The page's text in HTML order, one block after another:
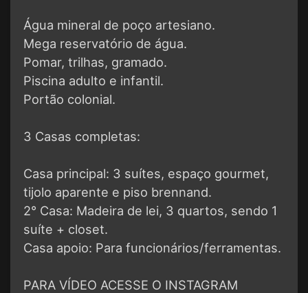
Água mineral de poço artesiano.
Mega reservatório de água.
Pomar, trilhas, gramado.
Piscina adulto e infantil.
Portão colonial.
3 Casas completas:
Casa principal: 3 suítes, espaço gourmet,
tijolo aparente e piso brennand.
2° Casa: Madeira de lei, 3 quartos, sendo 1
suíte + closet.
Casa apoio: Para funcionários/ferramentas.
PARA VÍDEO ACESSE O INSTAGRAM